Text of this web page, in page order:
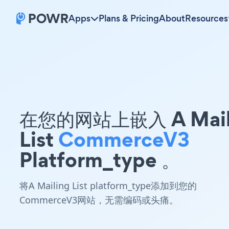
Apps Plans & PricingAboutResources
在您的网站上嵌入 A
ListCommerceV3
Platform_type 。
将A Mailing List platform_type添加到您的
CommerceV3网站，无需编码或头痛。